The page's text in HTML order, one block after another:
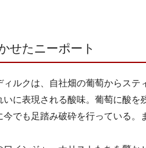
せたニーポート
ルクは、自社畑の葡萄からステ
に表現される酸味。葡萄に酸を
でも足踏み破砕を行っている。